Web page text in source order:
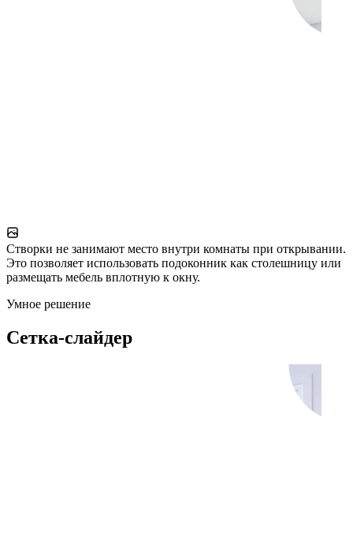
Створки не занимают место внутри комнаты при открывании.
Это позволяет использовать подоконник как столешницу или
размещать мебель вплотную к окну.
Умное решение
Сетка-слайдер